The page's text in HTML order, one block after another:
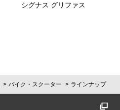
シグナス グリファス
バイク・スクーター ラインナップ